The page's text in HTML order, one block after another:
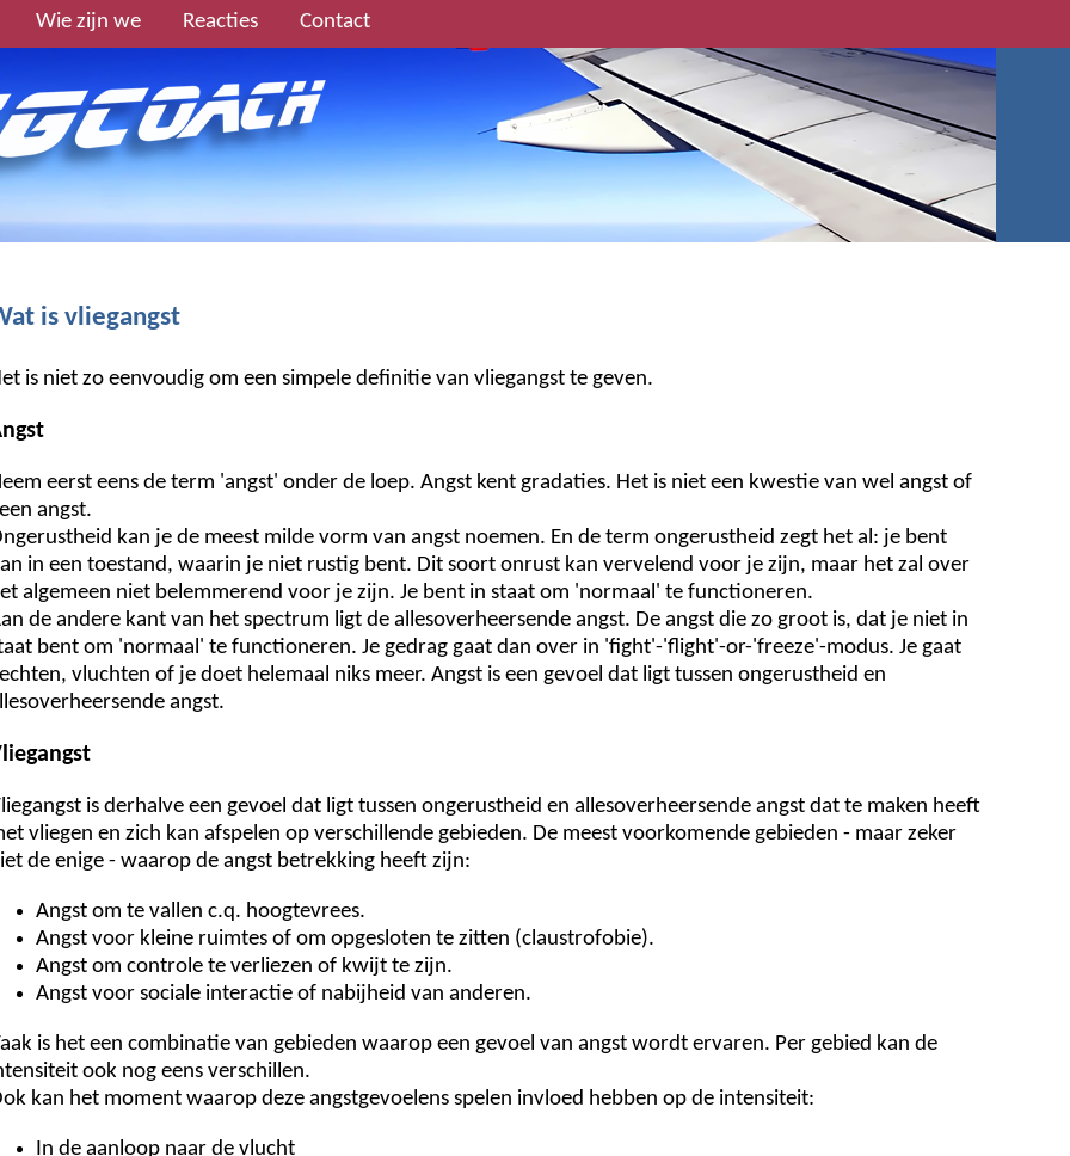
Wie zijn we Reacties Contact
is vliegangst
is niet zo eenvoudig om een simpele definitie van vliegangst te geven.
eerst eens de term 'angst' onder de loep. Angst kent gradaties. Het is niet een kwestie van wel angst of
angst.
kan je de meest milde vorm van angst noemen. En de term ongerustheid zegt het al: je bent
in een toestand, waarin je niet rustig bent. Dit soort onrust kan vervelend voor je zijn, maar het zal over
algemeen niet belemmerend voor je zijn. Je bent in staat om 'normaal' te functioneren.
de andere kant van het spectrum ligt de allesoverheersende angst. De angst die zo groot is, dat je niet in
bent om 'normaal' te functioneren. Je gedrag gaat dan over in 'fight'-'flight'-or-'freeze'-modus. Je gaat
vluchten of je doet helemaal niks meer. Angst is een gevoel dat ligt tussen ongerustheid en
angst.
is derhalve een gevoel dat ligt tussen ongerustheid en allesoverheersende angst dat te maken heeft
vliegen en zich kan afspelen op verschillende gebieden. De meest voorkomende gebieden - maar zeker
de enige - waarop de angst betrekking heeft zijn:
Angst om te vallen c.q. hoogtevrees.
Angst voor kleine ruimtes of om opgesloten te zitten (claustrofobie).
Angst om controle te verliezen of kwijt te zijn.
Angst voor sociale interactie of nabijheid van anderen.
is het een combinatie van gebieden waarop een gevoel van angst wordt ervaren. Per gebied kan de
ook nog eens verschillen.
kan het moment waarop deze angstgevoelens spelen invloed hebben op de intensiteit:
In de aanloop naar de vlucht